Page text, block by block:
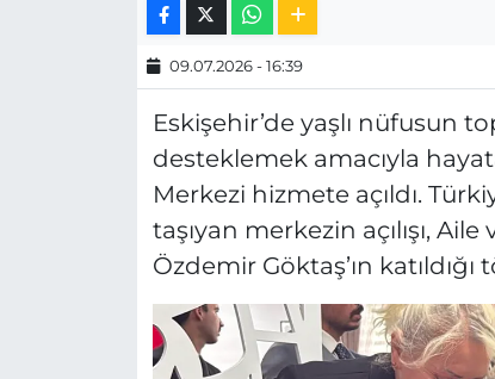
09.07.2026 - 16:39
Eskişehir’de yaşlı nüfusun
desteklemek amacıyla
Merkezi hizmete açıldı.
taşıyan merkezin açılışı,
Özdemir Göktaş’ın katıldığı